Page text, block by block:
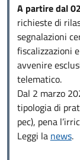
A partire dal
richieste di
segnalazioni
fiscalizzazioni
avvenire
telematico.
Dal 2 marzo
tipologia di
pec), pena
Leggi la news.